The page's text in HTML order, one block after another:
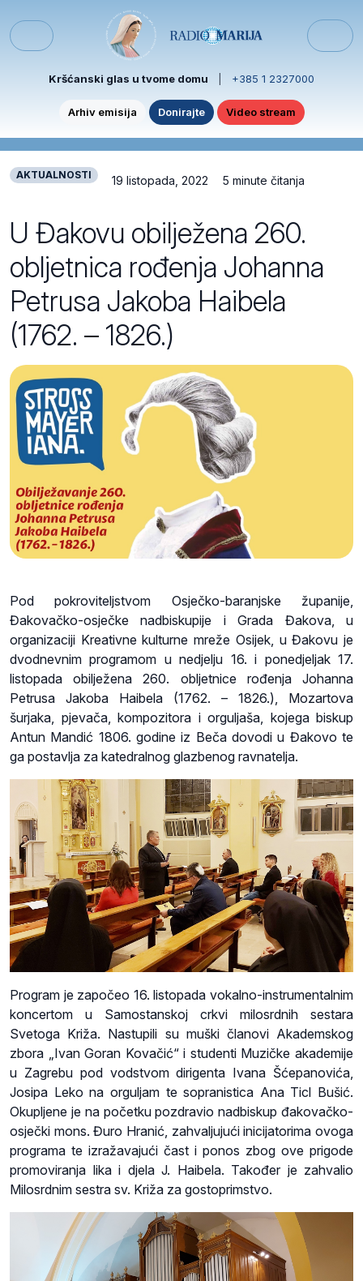
Menu
Kršćanski glas u tvome domu +385 1 2327000
Arhiv emisija Donirajte Video stream
AKTUALNOSTI 19 listopada, 2022 5 minute čitanja
U Đakovu obilježena 260.
obljetnica rođenja Johanna
Petrusa Jakoba Haibela
(1762. – 1826.)
Pod pokroviteljstvom Osječko-baranjske županije,
Đakovačko-osječke nadbiskupije i Grada Đakova, u
organizaciji Kreativne kulturne mreže Osijek, u Đakovu je
dvodnevnim programom u nedjelju 16. i ponedjeljak 17.
listopada obilježena 260. obljetnice rođenja Johanna
Petrusa Jakoba Haibela (1762. – 1826.), Mozartova
šurjaka, pjevača, kompozitora i orguljaša, kojega biskup
Antun Mandić 1806. godine iz Beča dovodi u Đakovo te
ga postavlja za katedralnog glazbenog ravnatelja.
Program je započeo 16. listopada vokalno-instrumentalnim
koncertom u Samostanskoj crkvi milosrdnih sestara
Svetoga Križa. Nastupili su muški članovi Akademskog
zbora „Ivan Goran Kovačić“ i studenti Muzičke akademije
u Zagrebu pod vodstvom dirigenta Ivana Šćepanovića,
Josipa Leko na orguljam te sopranistica Ana Ticl Bušić.
Okupljene je na početku pozdravio nadbiskup đakovačko-
osječki mons. Đuro Hranić, zahvaljujući inicijatorima ovoga
programa te izražavajući čast i ponos zbog ove prigode
promoviranja lika i djela J. Haibela. Također je zahvalio
Milosrdnim sestra sv. Križa za gostoprimstvo.